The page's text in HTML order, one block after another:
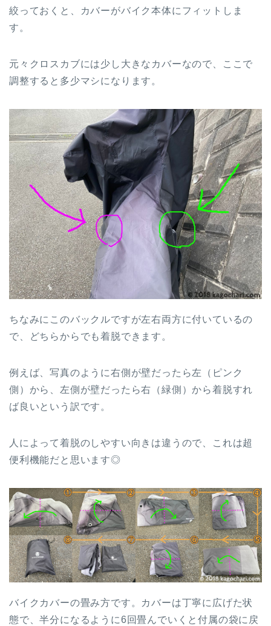
絞っておくと、カバーがバイク本体にフィットしま
す。
元々クロスカブには少し大きなカバーなので、ここで
調整すると多少マシになります。
ちなみにこのバックルですが左右両方に付いているの
で、どちらからでも着脱できます。
例えば、写真のように右側が壁だったら左（ピンク
側）から、左側が壁だったら右（緑側）から着脱すれ
ば良いという訳です。
人によって着脱のしやすい向きは違うので、これは超
便利機能だと思います◎
バイクカバーの畳み方です。カバーは丁寧に広げた状
態で、半分になるように6回畳んでいくと付属の袋に戻